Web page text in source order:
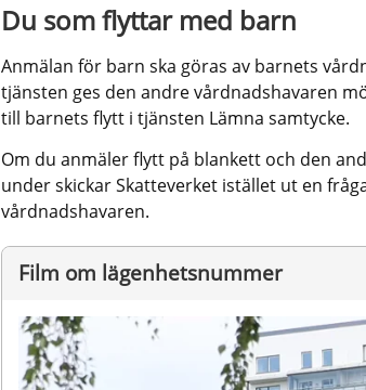
Du som flyttar med barn
Anmälan för barn ska göras av barnets
tjänsten ges den andre vårdnadshavaren
till barnets flytt i tjänsten Lämna samtycke.
Om du anmäler flytt på blankett och den
under skickar Skatteverket istället ut en
vårdnadshavaren.
Film om lägenhetsnummer